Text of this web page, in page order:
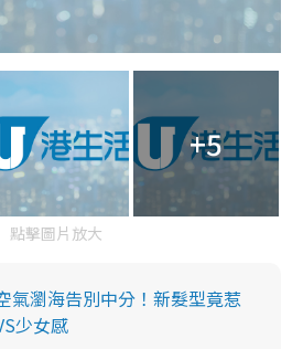
+5
點擊圖片放大
氣瀏海告別中分！新髮型竟惹
少女感